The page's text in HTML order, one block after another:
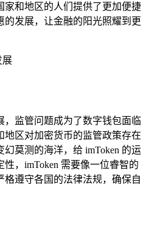
家和地区的人们提供了更加便捷
发展，让金融的阳光照耀到更
展
，监管问题成为了数字钱包面临
地区对加密货币的监管政策存在
莫测的海洋，给 imToken 的运
，imToken 需要像一位睿智的
遵守各国的法律法规，确保自